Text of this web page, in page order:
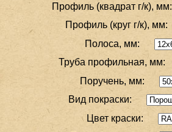
Профиль (квадрат г/к), мм:
Профиль (круг г/к), мм:
Полоса, мм:
Труба профильная, мм:
Поручень, мм:
Вид покраски:
Цвет краски: